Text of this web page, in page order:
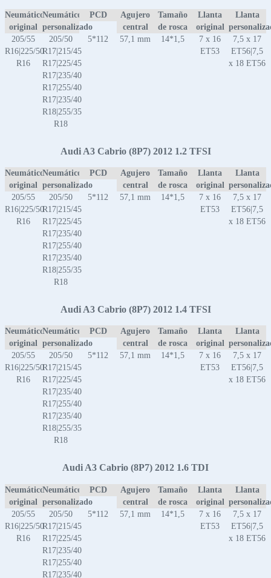
Neumático
original
Neumático
personalizado
PCD
Agujero
central
Tamaño
de rosca
Llanta
original
Llanta
205/55
R16|225/50
R16
205/50
R17|215/45
R17|225/45
R17|235/40
R17|255/40
R17|235/40
R18|255/35
R18
5*112 57,1 mm 14*1,5
7 x 16
ET53
7,5 x 17
ET56|7,5
x 18 ET56
Audi A3 Cabrio (8P7) 2012 1.2 TFSI
Neumático
original
Neumático
personalizado
PCD
Agujero
central
Tamaño
de rosca
Llanta
original
Llanta
205/55
R16|225/50
R16
205/50
R17|215/45
R17|225/45
R17|235/40
R17|255/40
R17|235/40
R18|255/35
R18
5*112 57,1 mm 14*1,5
7 x 16
ET53
7,5 x 17
ET56|7,5
x 18 ET56
Audi A3 Cabrio (8P7) 2012 1.4 TFSI
Neumático
original
Neumático
personalizado
PCD
Agujero
central
Tamaño
de rosca
Llanta
original
Llanta
205/55
R16|225/50
R16
205/50
R17|215/45
R17|225/45
R17|235/40
R17|255/40
R17|235/40
R18|255/35
R18
5*112 57,1 mm 14*1,5
7 x 16
ET53
7,5 x 17
ET56|7,5
x 18 ET56
Audi A3 Cabrio (8P7) 2012 1.6 TDI
Neumático
original
Neumático
personalizado
PCD
Agujero
central
Tamaño
de rosca
Llanta
original
Llanta
205/55
R16|225/50
R16
205/50
R17|215/45
R17|225/45
R17|235/40
R17|255/40
R17|235/40
5*112 57,1 mm 14*1,5
7 x 16
ET53
7,5 x 17
ET56|7,5
x 18 ET56